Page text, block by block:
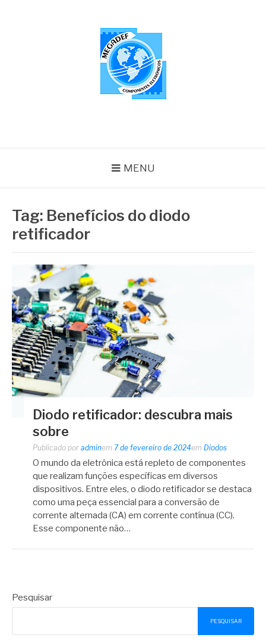
MENU
Tag: Benefícios do diodo
retificador
Diodo retificador: descubra mais
sobre
Publicado por adminem 7 de fevereiro de 2024em Diodos
O mundo da eletrônica está repleto de componentes
que realizam funções específicas em diversos
dispositivos. Entre eles, o diodo retificador se destaca
como uma peça essencial para a conversão de
corrente alternada (CA) em corrente contínua (CC).
Esse componente não…
Pesquisar
PESQUISAR